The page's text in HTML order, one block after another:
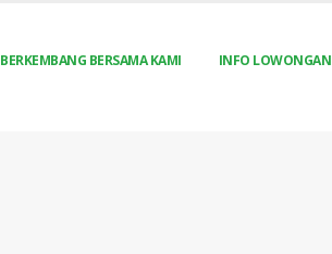
BERKEMBANG BERSAMA KAMI INFO LOWONGAN